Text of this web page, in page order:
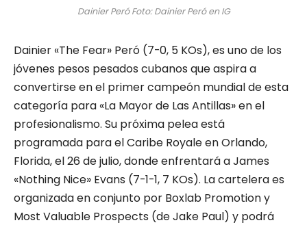
Dainier Peró Foto: Dainier Peró en IG
Dainier «The Fear» Peró (7-0, 5 KOs), es uno de los
jóvenes pesos pesados cubanos que aspira a
convertirse en el primer campeón mundial de esta
categoría para «La Mayor de Las Antillas» en el
profesionalismo. Su próxima pelea está
programada para el Caribe Royale en Orlando,
Florida, el 26 de julio, donde enfrentará a James
«Nothing Nice» Evans (7-1-1, 7 KOs). La cartelera es
organizada en conjunto por Boxlab Promotion y
Most Valuable Prospects (de Jake Paul) y podrá